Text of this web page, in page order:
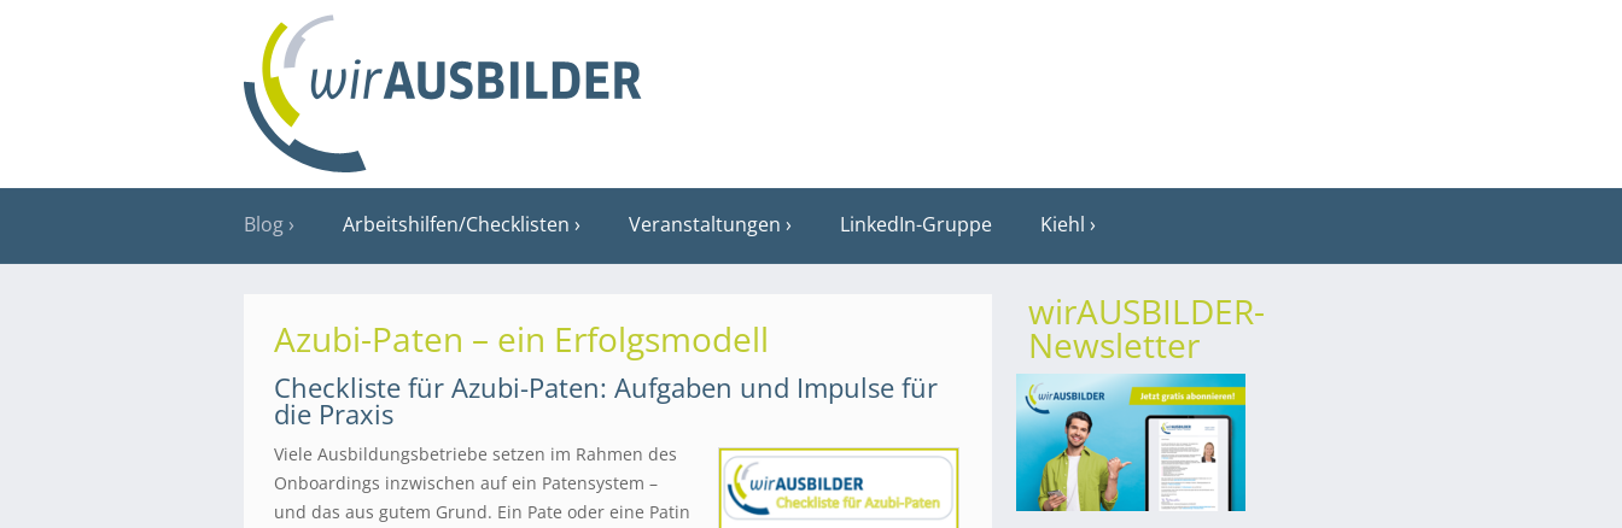
Blog Arbeitshilfen/Checklisten Veranstaltungen LinkedIn-Gruppe Kiehl
Azubi-Paten – ein Erfolgsmodell
Checkliste für Azubi-Paten: Aufgaben und Impulse für
die Praxis
Viele Ausbildungsbetriebe setzen im Rahmen des
Onboardings inzwischen auf ein Patensystem –
und das aus gutem Grund. Ein Pate oder eine Patin
wirAUSBILDER-
Newsletter